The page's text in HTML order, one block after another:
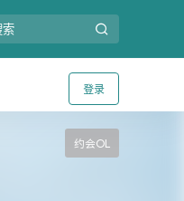
登录
约会OL